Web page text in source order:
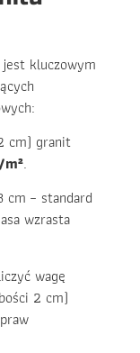
jest kluczowym
cm) granit
.
cm – standard
wzrasta
wagę
2 cm)